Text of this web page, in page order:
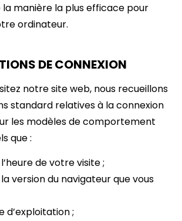
manière la plus efficace pour
ordinateur.
DE CONNEXION
notre site web, nous recueillons
standard relatives à la connexion
les modèles de comportement
que :
de votre visite ;
version du navigateur que vous
d’exploitation ;